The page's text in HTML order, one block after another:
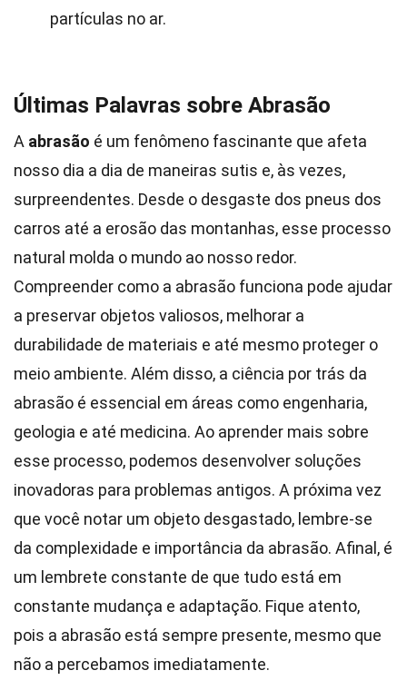
partículas no ar.
Últimas Palavras sobre Abrasão
A abrasão é um fenômeno fascinante que afeta
nosso dia a dia de maneiras sutis e, às vezes,
surpreendentes. Desde o desgaste dos pneus dos
carros até a erosão das montanhas, esse processo
natural molda o mundo ao nosso redor.
Compreender como a abrasão funciona pode ajudar
a preservar objetos valiosos, melhorar a
durabilidade de materiais e até mesmo proteger o
meio ambiente. Além disso, a ciência por trás da
abrasão é essencial em áreas como engenharia,
geologia e até medicina. Ao aprender mais sobre
esse processo, podemos desenvolver soluções
inovadoras para problemas antigos. A próxima vez
que você notar um objeto desgastado, lembre-se
da complexidade e importância da abrasão. Afinal, é
um lembrete constante de que tudo está em
constante mudança e adaptação. Fique atento,
pois a abrasão está sempre presente, mesmo que
não a percebamos imediatamente.